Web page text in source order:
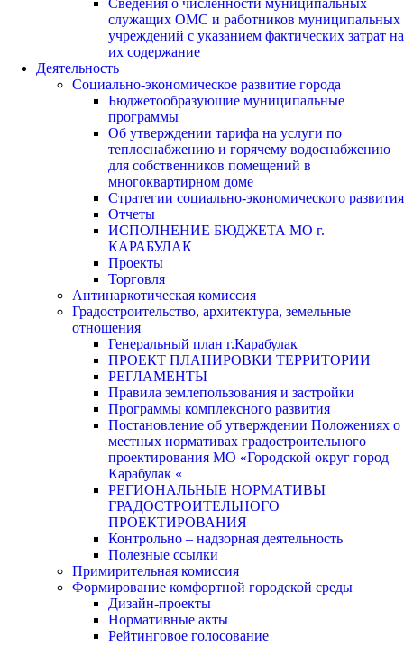
служащих ОМС и работников муниципальных
учреждений с указанием фактических затрат на
их содержание
Деятельность
Социально-экономическое развитие города
Бюджетообразующие муниципальные
программы
Об утверждении тарифа на услуги по
теплоснабжению и горячему водоснабжению
для собственников помещений в
многоквартирном доме
Стратегии социально-экономического развития
Отчеты
ИСПОЛНЕНИЕ БЮДЖЕТА МО г.
КАРАБУЛАК
Проекты
Торговля
Антинаркотическая комиссия
Градостроительство, архитектура, земельные
отношения
Генеральный план г.Карабулак
ПРОЕКТ ПЛАНИРОВКИ ТЕРРИТОРИИ
РЕГЛАМЕНТЫ
Правила землепользования и застройки
Программы комплексного развития
Постановление об утверждении Положениях о
местных нормативах градостроительного
проектирования МО «Городской округ город
Карабулак «
РЕГИОНАЛЬНЫЕ НОРМАТИВЫ
ГРАДОСТРОИТЕЛЬНОГО
ПРОЕКТИРОВАНИЯ
Контрольно – надзорная деятельность
Полезные ссылки
Примирительная комиссия
Формирование комфортной городской среды
Дизайн-проекты
Нормативные акты
Рейтинговое голосование